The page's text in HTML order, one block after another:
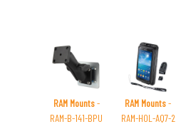
RAM Mounts-
RAM-B-141-BPU
RAM Mounts-
RAM-HOL-AQ7-2